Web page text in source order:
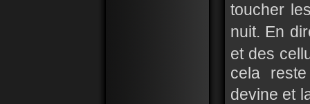
toucher
nuit. En
et des
cela
devine et